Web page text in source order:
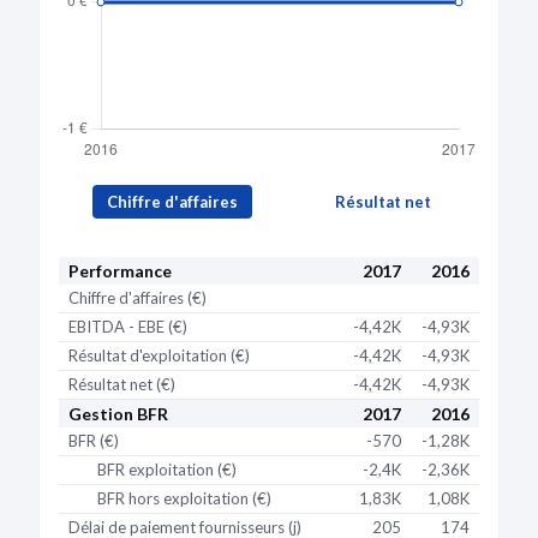
Chiffre d'affaires Résultat net
Performance 2017 2016
Chiffre d'affaires (€)
EBITDA - EBE (€)
-4,42K
-4,93K
Résultat d'exploitation (€)
-4,42K
-4,93K
Résultat net (€)
-4,42K -4,93K
Gestion BFR 2017 2016
BFR (€) -570
-1,28K
BFR exploitation (€)
-2,4K
-2,36K
BFR hors exploitation (€)
1,83K
1,08K
Délai de paiement fournisseurs (j)
205 174